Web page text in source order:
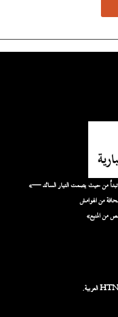
«نحن نُضخّم الأصوات التي لها قيمة، ونروي قصصًا تبدأ من حيث يصمت التيار السائد —